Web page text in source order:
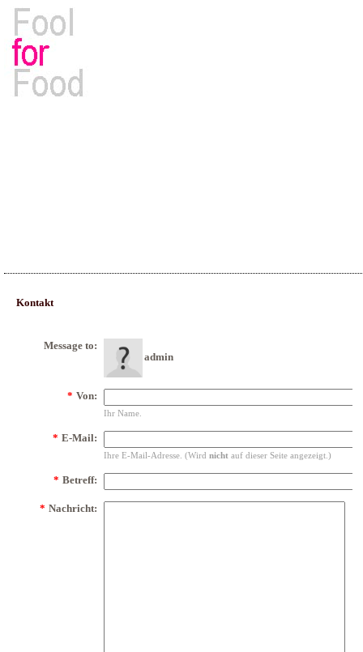
Kontakt
Message to:
admin
* Von:
Ihr Name.
* E-Mail:
Ihre E-Mail-Adresse. (Wird nicht auf dieser Seite angezeigt.)
* Betreff:
* Nachricht: